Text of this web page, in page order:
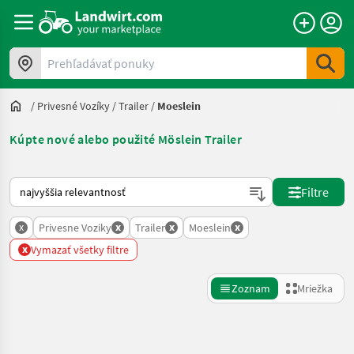
Prehľadávať ponuky
/ Privesné Vozíky /Trailer / Moeslein
Kúpte nové alebo použité Möslein Trailer
Takto sa vykonáva triedenie na Landwirt.com
Filtre
x Privesne Voziky x Trailer x Moeslein x
x Vymazať všetky filtre
Zoznam Mriežka